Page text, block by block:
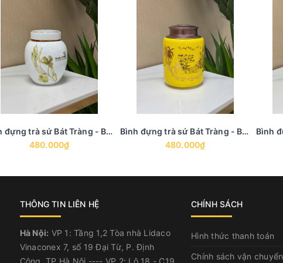
Bình đựng trà sứ Bát Tràng - BTS 19
480.000₫
Bình đựng trà sứ Bát Tràng - BTS 18
480.000₫
THÔNG TIN LIÊN HỆ
Hà Nội: VP 1: Tầng 1,2 Tòa nhà Lidaco
Vinaconex 7, số 19 Đại Từ, P. Định
CHÍNH SÁCH
Hình thức thanh toán
Chính sách vận chuyển